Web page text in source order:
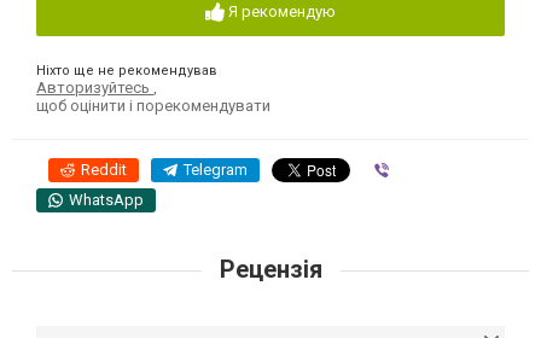
Я рекомендую
Ніхто ще не рекомендував
Авторизуйтесь ,
щоб оцінити і порекомендувати
Reddit Telegram
WhatsApp
Рецензія